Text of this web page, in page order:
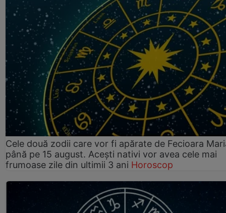
Cele două zodii care vor fi apărate de Fecioara
până pe 15 august. Acești nativi vor avea cele mai
frumoase zile din ultimii 3 ani Horoscop